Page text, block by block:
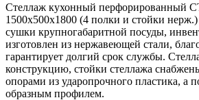
Стеллаж кухонный перфорированный
1500х500х1800 (4 полки и стойки нерж.)
сушки крупногабаритной посуды,
изготовлен из нержавеющей стали,
гарантирует долгий срок службы.
конструкцию, стойки стеллажа
опорами из ударопрочного пластика, а
образным профилем.